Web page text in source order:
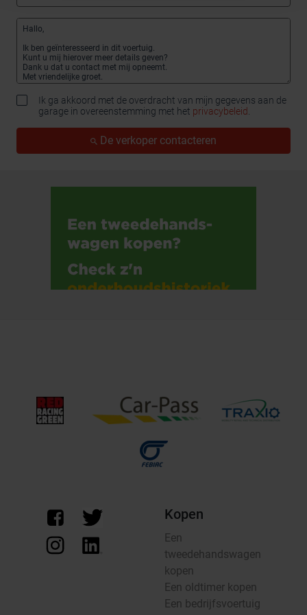
Ik ga akkoord met de overdracht van mijn gegevens aan de
garage in overeenstemming met het privacybeleid.
De verkoper contacteren
Kopen
Een
tweedehandswagen
kopen
Een oldtimer kopen
Een bedrijfsvoertuig